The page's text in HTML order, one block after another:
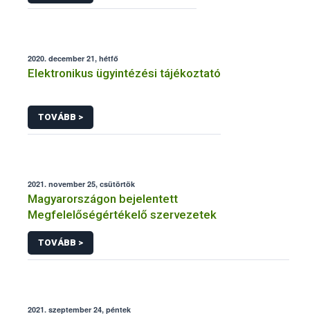
2020. december 21, hétfő
Elektronikus ügyintézési tájékoztató
TOVÁBB >
2021. november 25, csütörtök
Magyarországon bejelentett
Megfelelőségértékelő szervezetek
TOVÁBB >
2021. szeptember 24, péntek